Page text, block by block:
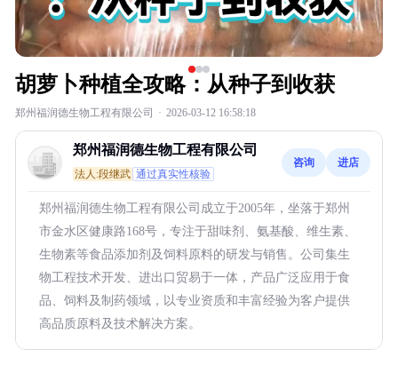
胡萝卜种植全攻略：从种子到收获
郑州福润德生物工程有限公司 · 2026-03-12 16:58:18
郑州福润德生物工程有限公司
法人:段继武 通过真实性核验
咨询 进店
郑州福润德生物工程有限公司成立于2005年，坐落于郑州
市金水区健康路168号，专注于甜味剂、氨基酸、维生素、
生物素等食品添加剂及饲料原料的研发与销售。公司集生
物工程技术开发、进出口贸易于一体，产品广泛应用于食
品、饲料及制药领域，以专业资质和丰富经验为客户提供
高品质原料及技术解决方案。